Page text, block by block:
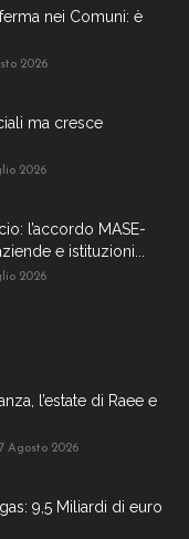
nei Comuni: è
2026
ma cresce
2026
l’accordo MASE-
e istituzioni...
2026
l’estate di Raee e
7 Agosto 2026
9,5 Miliardi di euro